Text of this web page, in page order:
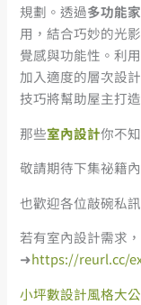
規劃。透過多功能
用，結合巧妙的光
覺感與功能性。利
加入適度的層次設
技巧將幫助屋主打
那些室內設計你不
敬請期待下集祕籍
也歡迎各位敲碗私
若有室內設計需求
➜https://reurl.cc/
小坪數設計風格大